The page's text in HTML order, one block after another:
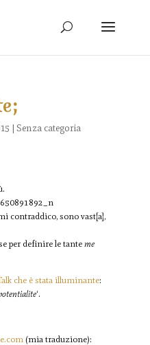
| Senza categoria
contraddico, sono vast[a],
per definire le tante me
che è stata illuminante:
‘.
(mia traduzione):